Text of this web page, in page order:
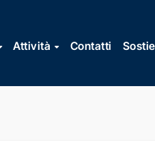
Attività Contatti